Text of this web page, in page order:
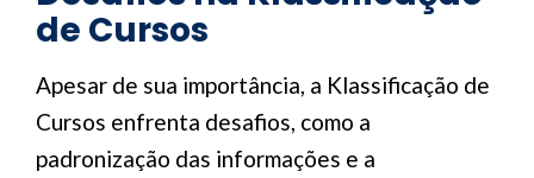
de Cursos
Apesar de sua importância, a Klassificação de
Cursos enfrenta desafios, como a
padronização das informações e a